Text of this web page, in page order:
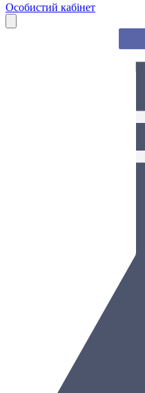
Особистий кабінет